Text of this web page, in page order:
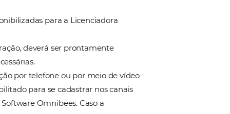
à contratação, assim como haverá o
vínculo direto ou indireto com a Licenciada.
de compra on-line para serviços e produtos
através deste instrumento sua aceitação, ratificada
qualquer outro meio de controle que venha a ser
pela Licenciada é pessoal e intransferível,